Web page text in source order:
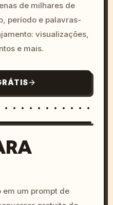
de milhares de
período e palavras-
visualizações,
e mais.
colors, 8k --v 6.0
um prompt de